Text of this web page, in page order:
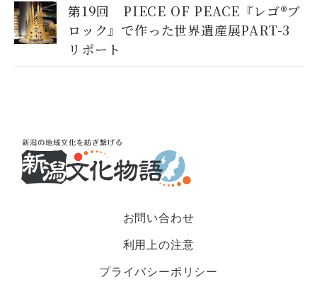
第19回 PIECE OF PEACE『レゴ®ブ
ロック』で作った世界遺産展PART-3
リポート
お問い合わせ
利用上の注意
プライバシーポリシー